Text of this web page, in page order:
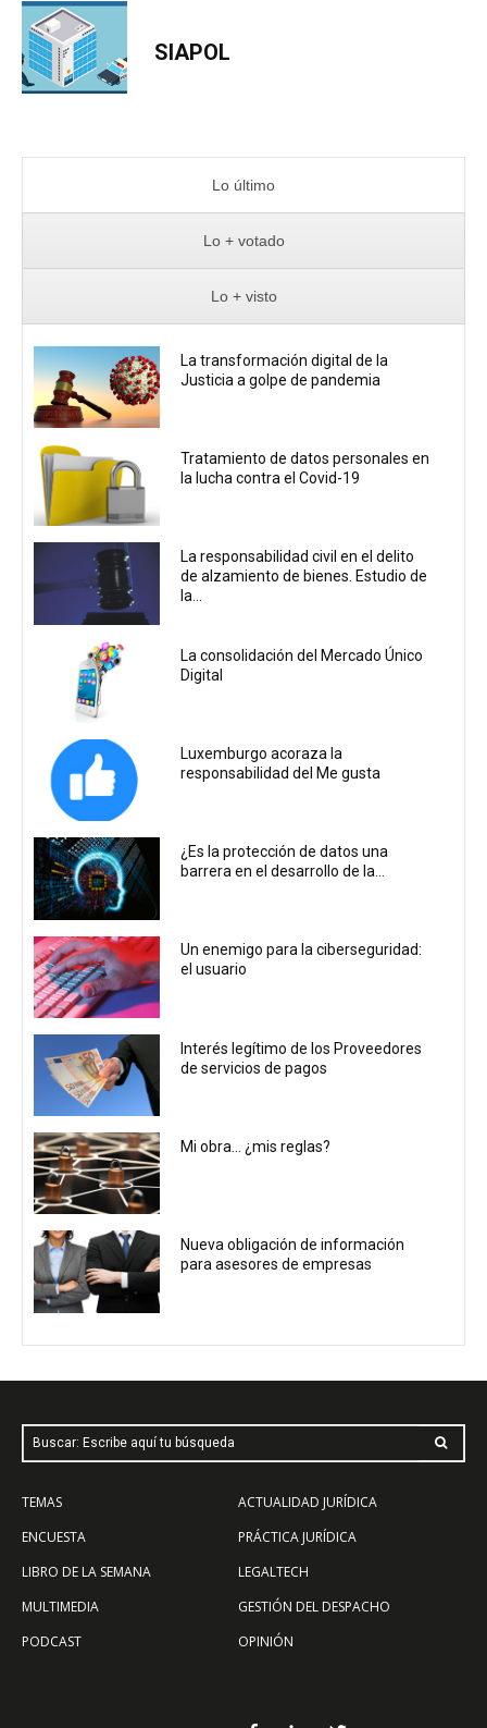
SIAPOL
Lo último
Lo + votado
Lo + visto
La transformación digital de la
Justicia a golpe de pandemia
Tratamiento de datos personales en
la lucha contra el Covid-19
La responsabilidad civil en el delito
de alzamiento de bienes. Estudio de
la...
La consolidación del Mercado Único
Digital
Luxemburgo acoraza la
responsabilidad del Me gusta
¿Es la protección de datos una
barrera en el desarrollo de la...
Un enemigo para la ciberseguridad:
el usuario
Interés legítimo de los Proveedores
de servicios de pagos
Mi obra… ¿mis reglas?
Nueva obligación de información
para asesores de empresas
Buscar: Escribe aquí tu búsqueda
TEMAS
ENCUESTA
LIBRO DE LA SEMANA
MULTIMEDIA
PODCAST
ACTUALIDAD JURÍDICA
PRÁCTICA JURÍDICA
LEGALTECH
GESTIÓN DEL DESPACHO
OPINIÓN